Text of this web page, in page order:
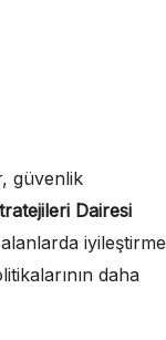
güvenlik
Dairesi
iyileştirme
daha